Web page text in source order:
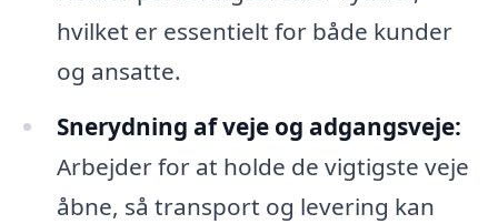
hvilket er essentielt for både kunder
og ansatte.
Snerydning af veje og adgangsveje:
Arbejder for at holde de vigtigste veje
åbne, så transport og levering kan